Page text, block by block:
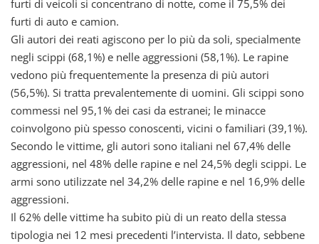
furti di veicoli si concentrano di notte, come il 75,5% dei
furti di auto e camion.
Gli autori dei reati agiscono per lo più da soli, specialmente
negli scippi (68,1%) e nelle aggressioni (58,1%). Le rapine
vedono più frequentemente la presenza di più autori
(56,5%). Si tratta prevalentemente di uomini. Gli scippi sono
commessi nel 95,1% dei casi da estranei; le minacce
coinvolgono più spesso conoscenti, vicini o familiari (39,1%).
Secondo le vittime, gli autori sono italiani nel 67,4% delle
aggressioni, nel 48% delle rapine e nel 24,5% degli scippi. Le
armi sono utilizzate nel 34,2% delle rapine e nel 16,9% delle
aggressioni.
Il 62% delle vittime ha subito più di un reato della stessa
tipologia nei 12 mesi precedenti l’intervista. Il dato, sebbene